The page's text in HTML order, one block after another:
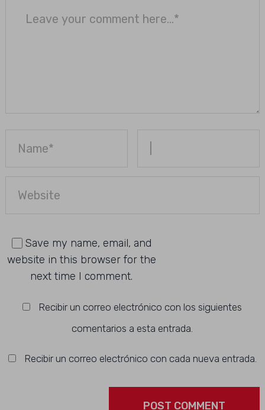
Save my name, email, and
website in this browser for the
next time I comment.
Recibir un correo electrónico con los siguientes
comentarios a esta entrada.
Recibir un correo electrónico con cada nueva entrada.